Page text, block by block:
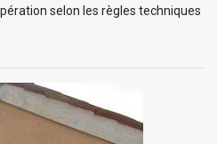
selon les règles techniques